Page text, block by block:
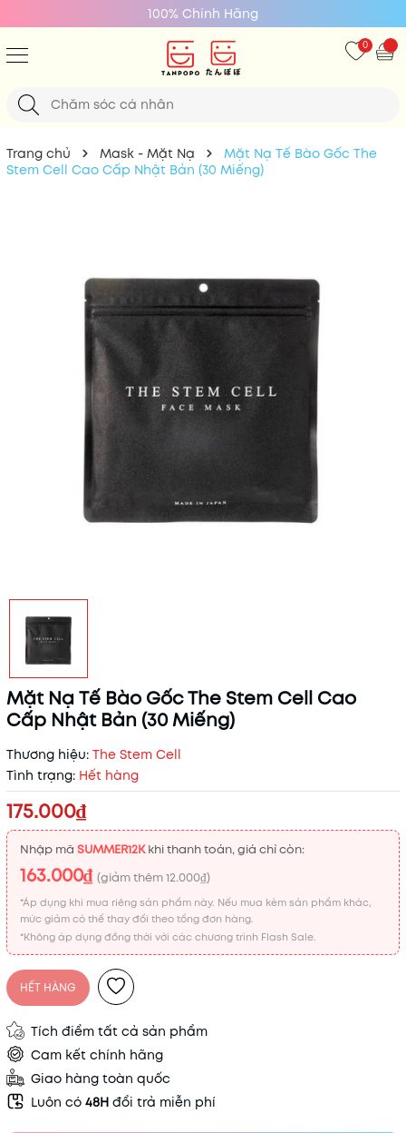
100% Chính Hãng
0
Trang chủ Mask - Mặt Nạ
Mặt Nạ Tế Bào Gốc The
Stem Cell Cao Cấp Nhật Bản (30 Miếng)
Mặt Nạ Tế Bào Gốc The Stem Cell Cao
Cấp Nhật Bản (30 Miếng)
Thương hiệu: The Stem Cell
Tình trạng: Hết hàng
175.000₫
Nhập mã SUMMER12Kkhi thanh toán, giá chỉ còn:
163.000₫ (giảm thêm12.000₫)
*Áp dụng khi mua riêng sản phẩm này. Nếu mua kèm sản phẩm khác,
mức giảm có thể thay đổi theo tổng đơn hàng.
*Không áp dụng đồng thời với các chương trình Flash Sale.
HẾT HÀNG
Tích điểm tất cả sản phẩm
Cam kết chính hãng
Giao hàng toàn quốc
Luôn có 48H đổi trả miễn phí